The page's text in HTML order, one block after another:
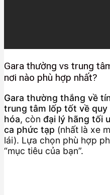
Gara thường vs trung
nơi nào phù hợp nhất?
Gara thường thắng về
trung tâm lốp tốt về
hóa, còn đại lý hãng tối
ca phức tạp (nhất là xe
lái). Lựa chọn phù hợp
“mục tiêu của bạn”.